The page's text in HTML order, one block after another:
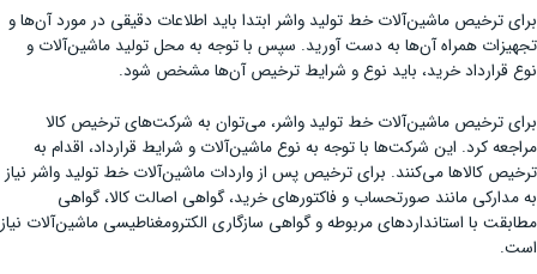
برای ترخیص ماشین‌آلات خط تولید واشر ابتدا باید اطلاعات دقیقی در مورد آن‌ها و
تجهیزات همراه آن‌ها به دست آورید. سپس با توجه به محل تولید ماشین‌آلات و
نوع قرارداد خرید، باید نوع و شرایط ترخیص آن‌ها مشخص شود.
برای ترخیص ماشین‌آلات خط تولید واشر، می‌توان به شرکت‌های ترخیص کالا
مراجعه کرد. این شرکت‌ها با توجه به نوع ماشین‌آلات و شرایط قرارداد، اقدام به
ترخیص کالاها می‌کنند. برای ترخیص پس از واردات ماشین‌آلات خط تولید واشر نیاز
به مدارکی مانند صورتحساب و فاکتورهای خرید، گواهی اصالت کالا، گواهی
مطابقت با استانداردهای مربوطه و گواهی سازگاری الکترومغناطیسی ماشین‌آلات نیاز
است.